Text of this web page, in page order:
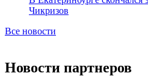
Чикризов
Все новости
Новости партнеров